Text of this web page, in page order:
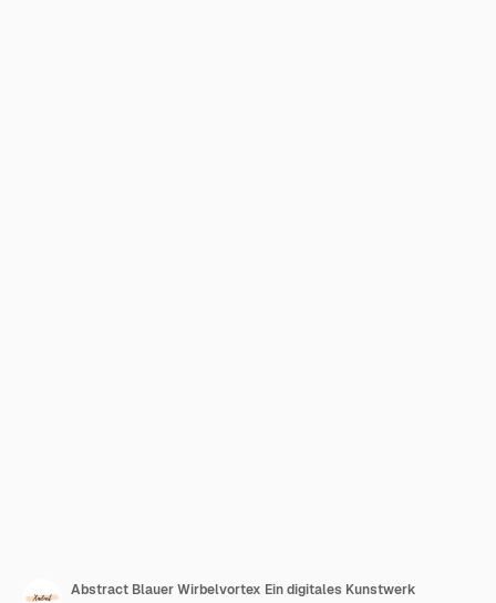
Abstract Blauer Wirbelvortex Ein digitales Kunstwerk